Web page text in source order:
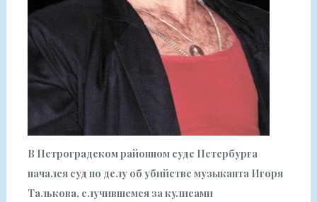
В Петроградском районном суде Петербурга
начался суд по делу об убийстве музыканта Игоря
Талькова, случившемся за кулисами